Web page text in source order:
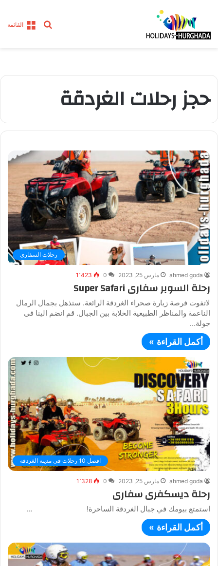
القائمة
بحث
حجز رحلات الغردقة
رحلات السفاري
ahmed goda مارس 25, 2023 0 1٬423
رحلة السوبر سفارى Super Safari
لاتفوت فرصة زيارة صحراء الغردقة الرائعة. ستذهل بجمال الرمال
الناعمة والمناظر الطبيعية الخلابة بين الجبال. قم انضم الينا فى
جولة…
أكمل القراءة »
افضل 10 رحلات في مدينة الغردقة
ahmed goda مارس 25, 2023 0 1٬328
رحلة ديسكفرى سفارى
استمتع بيومك في جبال الغردقة الساحرة! …
أكمل القراءة »